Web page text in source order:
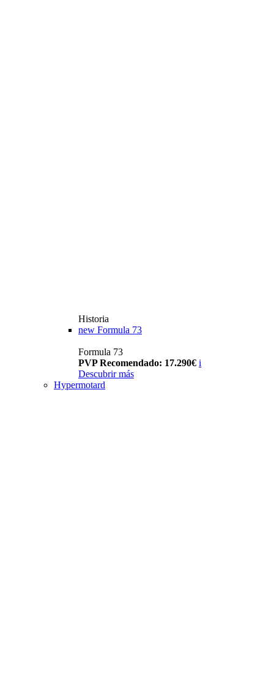
Historia
new Formula 73
Formula 73
PVP Recomendado: 17.290€ i
Descubrir más
Hypermotard